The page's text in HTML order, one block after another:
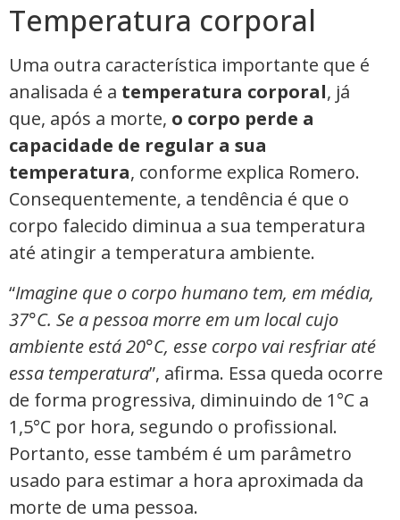
Temperatura corporal
Uma outra característica importante que é
analisada é a temperatura corporal, já
que, após a morte, o corpo perde a
capacidade de regular a sua
temperatura, conforme explica Romero.
Consequentemente, a tendência é que o
corpo falecido diminua a sua temperatura
até atingir a temperatura ambiente.
“Imagine que o corpo humano tem, em média,
37°C. Se a pessoa morre em um local cujo
ambiente está 20°C, esse corpo vai resfriar até
essa temperatura”, afirma. Essa queda ocorre
de forma progressiva, diminuindo de 1°C a
1,5°C por hora, segundo o profissional.
Portanto, esse também é um parâmetro
usado para estimar a hora aproximada da
morte de uma pessoa.